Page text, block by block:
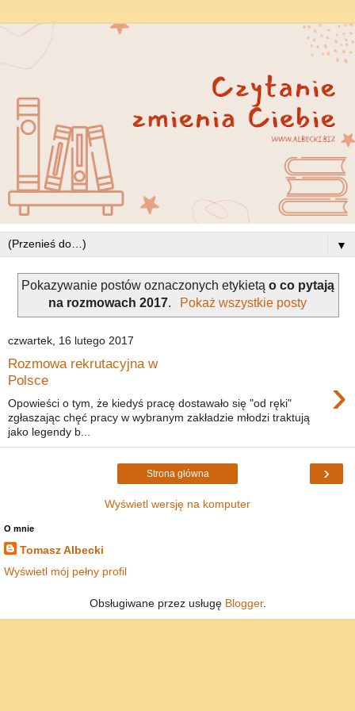
▼
Pokazywanie postów oznaczonych etykietą o co pytają
na rozmowach 2017. Pokaż wszystkie posty
czwartek, 16 lutego 2017
Rozmowa rekrutacyjna w
Polsce
›
Opowieści o tym, że kiedyś pracę dostawało się "od ręki"
zgłaszając chęć pracy w wybranym zakładzie młodzi traktują
jako legendy b...
›
Strona główna
Wyświetl wersję na komputer
O mnie
Tomasz Albecki
Wyświetl mój pełny profil
Obsługiwane przez usługę Blogger.